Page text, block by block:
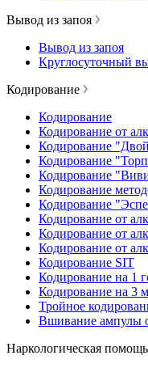
Вывод из запоя
Вывод из запоя
Круглосуточный
Кодирование
Кодирование
Кодирование от
Кодирование
Кодирование
Кодирование
Кодирование
Кодирование
Кодирование от
Кодирование от
Кодирование от
Кодирование SIT
Кодирование на 1
Кодирование на 3
Тройное
Вшивание ампулы
Наркологическая помощь